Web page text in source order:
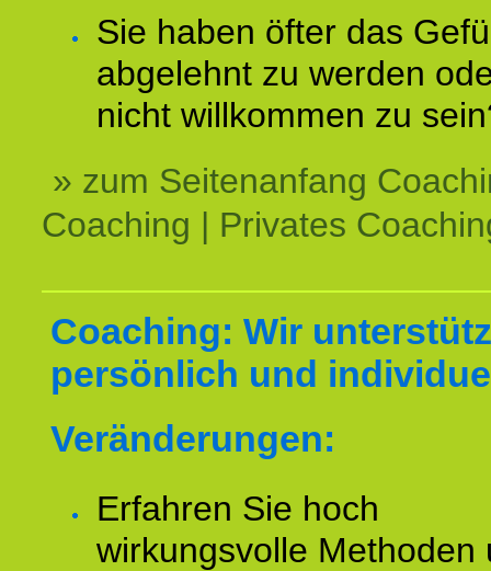
Sie haben öfter das
abgelehnt zu werden
nicht willkommen zu
» zum Seitenanfang
Coaching | Privates
Coaching: Wir
persönlich und
Veränderungen:
Erfahren Sie hoch
wirkungsvolle Methoden